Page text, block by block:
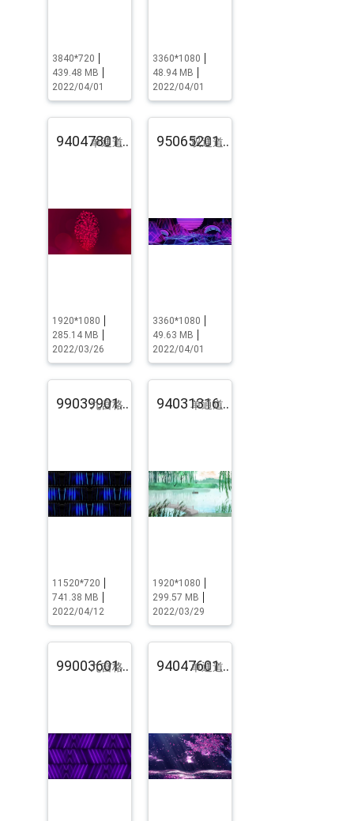
3840*720
439.48 MB
2022/04/01
3360*1080
48.94 MB
2022/04/01
94047801.pst.zip
单通道
1920*1080
285.14 MB
2022/03/26
95065201.pst.zip
双通道
3360*1080
49.63 MB
2022/04/01
99039901.pst.zip
九宫格
11520*720
741.38 MB
2022/04/12
94031316.pst.zip
单通道
1920*1080
299.57 MB
2022/03/29
99003601.pst.zip
九宫格 94047601.pst.zip
单通道